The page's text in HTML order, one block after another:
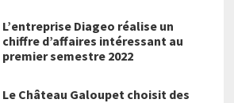
L’entreprise Diageo réalise un
chiffre d’affaires intéressant au
premier semestre 2022
Le Château Galoupet choisit des